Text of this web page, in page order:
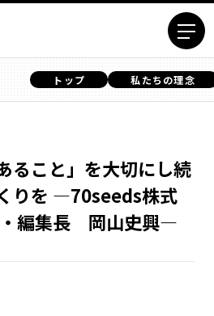
山形エリア
茨城エリア
群馬エリア
千葉エリア
トップ 私たちの理念
ること」を大切にし続
りを ―70seeds株式
・編集長 岡山史興―